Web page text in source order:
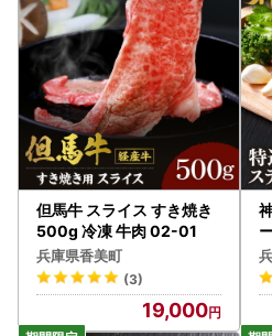
ワンストップ特例申請書は【香
プ受付センター】へ提出をお願
寄附者様からご提出いただいた
受付処理が完了次第、受付完了
◇オンラインでワンストップ特
のダウンロードが可能です。
・ふるさと納税 総合窓口「ふる
https://iam-jpki.jp/lp/iam-
【ワンストップ特例申請書提出
〒444-1333
愛知県高浜市沢渡町一丁目3番28
香美町ふるさと納税ワンストッ
但馬牛 スライス すき焼き
500g 冷凍 牛肉 02-01
兵庫県香美町
(3)
19,000